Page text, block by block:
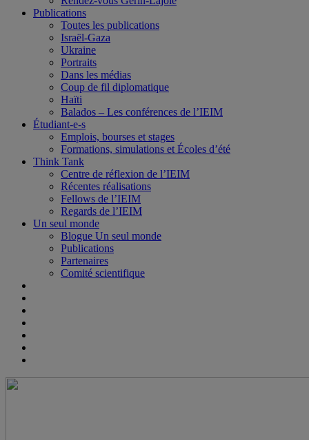
Publications
Toutes les publications
Israël-Gaza
Ukraine
Portraits
Dans les médias
Coup de fil diplomatique
Haïti
Balados – Les conférences de l’IEIM
Étudiant-e-s
Emplois, bourses et stages
Formations, simulations et Écoles d’été
Think Tank
Centre de réflexion de l’IEIM
Récentes réalisations
Fellows de l’IEIM
Regards de l’IEIM
Un seul monde
Blogue Un seul monde
Publications
Partenaires
Comité scientifique